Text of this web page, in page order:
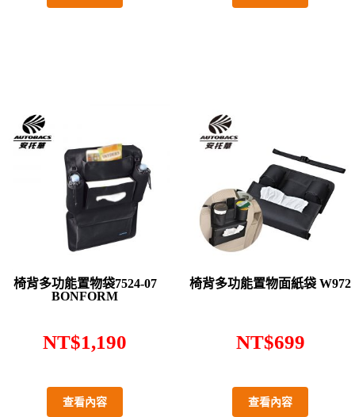
椅背多功能置物袋7524-07
BONFORM
NT$1,190
查看內容
椅背多功能置物面紙袋 W972
NT$699
查看內容